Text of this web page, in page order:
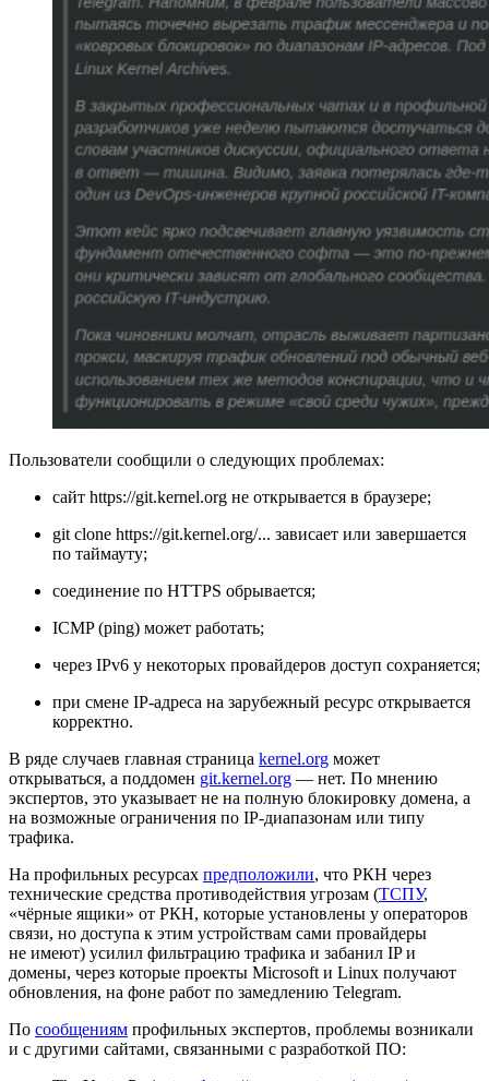
Пользователи сообщили о следующих проблемах:
сайт https://git.kernel.org не открывается в браузере;
git clone https://git.kernel.org/... зависает или завершается
по таймауту;
соединение по HTTPS обрывается;
ICMP (ping) может работать;
через IPv6 у некоторых провайдеров доступ сохраняется;
при смене IP-адреса на зарубежный ресурс открывается
корректно.
В ряде случаев главная страница kernel.org может
открываться, а поддомен git.kernel.org — нет. По мнению
экспертов, это указывает не на полную блокировку домена, а
на возможные ограничения по IP-диапазонам или типу
трафика.
На профильных ресурсах предположили, что РКН через
технические средства противодействия угрозам (ТСПУ,
«чёрные ящики» от РКН, которые установлены у операторов
связи, но доступа к этим устройствам сами провайдеры
не имеют) усилил фильтрацию трафика и забанил IP и
домены, через которые проекты Microsoft и Linux получают
обновления, на фоне работ по замедлению Telegram.
По сообщениям профильных экспертов, проблемы возникали
и с другими сайтами, связанными с разработкой ПО: